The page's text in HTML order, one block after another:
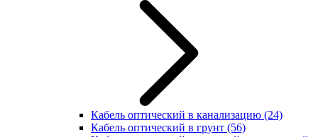
Кабель оптический в канализацию (24)
Кабель оптический в грунт (56)